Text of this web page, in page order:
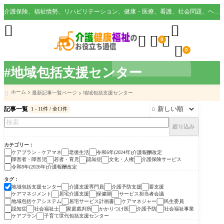
#地域包括支援センター
介護保険、福祉情勢、リハビリテーション、健康・医療、看護、社会問題、ヘルスケア業界など様々な切り口から役立つ情報を配信。
  0

 0

 ホーム 最新記事一覧ページ 地域包括支援センター
記事一覧 1 - 11件 / 全11件 
絞り込み
カテゴリー
ケアプラン・ケアマネ
老後生活
令和6年(2024年)介護報酬改定
障害者・障害児
若者・育児 認知症 文化・人権
介護保険サービス
令和8年(2026年)介護報酬改定
タグ
地域包括支援センター
介護支援専門員 介護予防支援
要支援
ケアマネジメント
居宅介護支援 保健師
サービス担当者会議
地域包括ケアシステム
居宅サービス計画書 ケアマネジャー
民生委員
認知症
社会福祉士 家庭裁判所 かかりつけ医 介護予防
社会福祉事業
ケアプラン
子育て世代包括支援センター
ケアプラン・ケアマネ